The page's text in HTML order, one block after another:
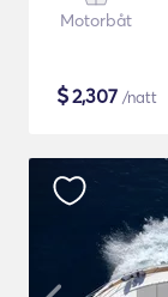
Motorbåt
$2,307 /natt